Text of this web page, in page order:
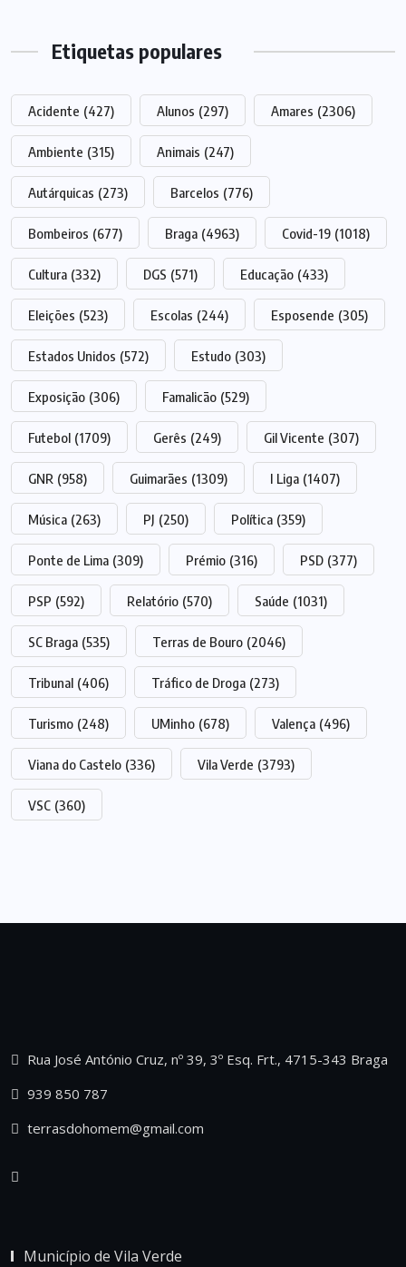
Etiquetas populares
Acidente (427) Alunos (297) Amares (2306)
Ambiente (315) Animais (247)
Autárquicas (273) Barcelos (776)
Bombeiros (677) Braga (4963) Covid-19 (1018)
Cultura (332) DGS (571) Educação (433)
Eleições (523) Escolas (244) Esposende (305)
Estados Unidos (572) Estudo (303)
Exposição (306) Famalicão (529)
Futebol (1709) Gerês (249) Gil Vicente (307)
GNR (958) Guimarães (1309) I Liga (1407)
Música (263) PJ (250) Política (359)
Ponte de Lima (309) Prémio (316) PSD (377)
PSP (592) Relatório (570) Saúde (1031)
SC Braga (535) Terras de Bouro (2046)
Tribunal (406) Tráfico de Droga (273)
Turismo (248) UMinho (678) Valença (496)
Viana do Castelo (336) Vila Verde (3793)
VSC (360)
Rua José António Cruz, nº 39, 3º Esq. Frt., 4715-343 Braga
939 850 787
terrasdohomem@gmail.com
Município de Vila Verde